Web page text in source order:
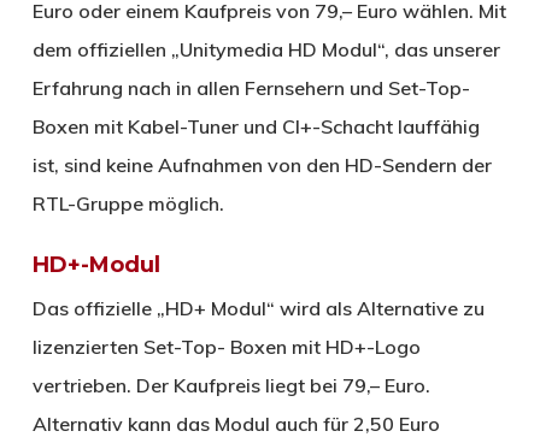
Euro oder einem Kaufpreis von 79,– Euro wählen. Mit
dem offiziellen „Unitymedia HD Modul“, das unserer
Erfahrung nach in allen Fernsehern und Set-Top-
Boxen mit Kabel-Tuner und CI+-Schacht lauffähig
ist, sind keine Aufnahmen von den HD-Sendern der
RTL-Gruppe möglich.
HD+-Modul
Das offizielle „HD+ Modul“ wird als Alternative zu
lizenzierten Set-Top- Boxen mit HD+-Logo
vertrieben. Der Kaufpreis liegt bei 79,– Euro.
Alternativ kann das Modul auch für 2,50 Euro